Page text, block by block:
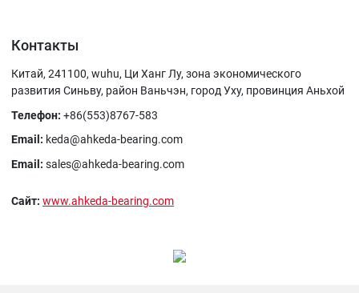
Контакты
Китай, 241100, wuhu, Ци Ханг Лу, зона экономического
развития Синьву, район Ваньчэн, город Уху, провинция Аньхой
Телефон: +86(553)8767-583
Email: keda@ahkeda-bearing.com
Email: sales@ahkeda-bearing.com
Сайт: www.ahkeda-bearing.com